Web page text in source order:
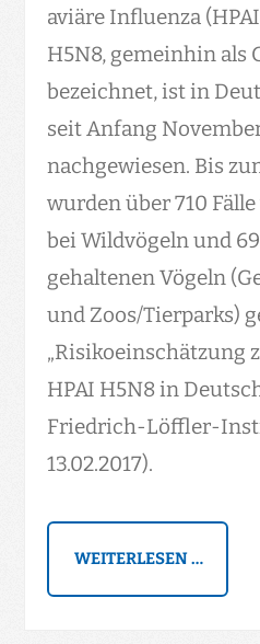
aviäre Influenza
H5N8, gemeinhin als
bezeichnet, ist in
seit Anfang
nachgewiesen. Bis
wurden über 710
bei Wildvögeln und
gehaltenen Vögeln
und Zoos/Tierparks)
„Risikoeinschätzung
HPAI H5N8 in
Friedrich-Löffler-
13.02.2017).
WEITERLESEN …